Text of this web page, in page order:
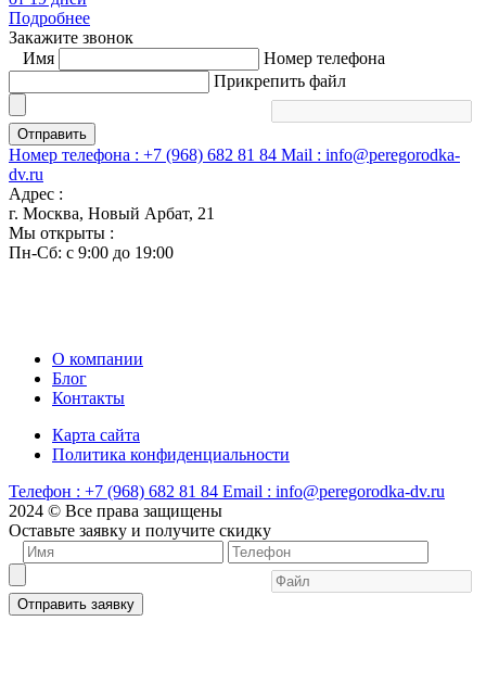
Подробнее
Закажите звонок
Имя
Номер телефона
Прикрепить файл
Отправить
Номер телефона : +7 (968) 682 81 84 Mail : info@peregorodka-
dv.ru
Адрес :
г. Москва, Новый Арбат, 21
Мы открыты :
Пн-Сб: с 9:00 до 19:00
О компании
Блог
Контакты
Карта сайта
Политика конфиденциальности
Телефон : +7 (968) 682 81 84 Email : info@peregorodka-dv.ru
2024 © Все права защищены
Оставьте заявку и получите скидку
Отправить заявку